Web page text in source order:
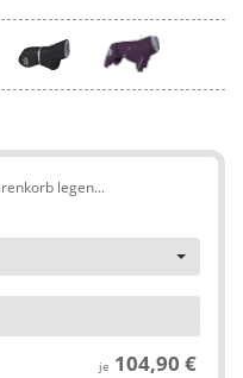
legen...
je 104,90 €